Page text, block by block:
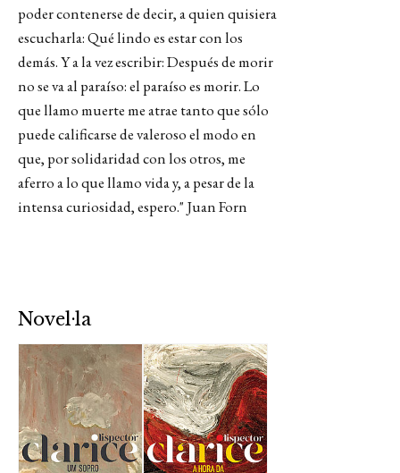
poder contenerse de decir, a quien quisiera
escucharla: Qué lindo es estar con los
demás. Y a la vez escribir: Después de morir
no se va al paraíso: el paraíso es morir. Lo
que llamo muerte me atrae tanto que sólo
puede calificarse de valeroso el modo en
que, por solidaridad con los otros, me
aferro a lo que llamo vida y, a pesar de la
intensa curiosidad, espero." Juan Forn
Novel·la